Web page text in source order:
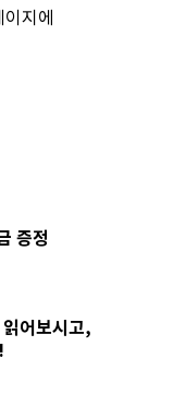
지에
증정
어보시고,